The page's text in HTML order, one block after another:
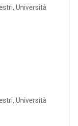
Università
Università